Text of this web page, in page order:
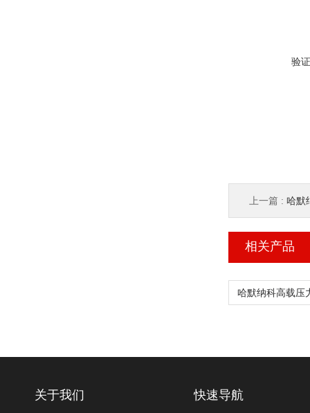
验
上一篇 : 哈默
相关产品
关于我们 快速导航